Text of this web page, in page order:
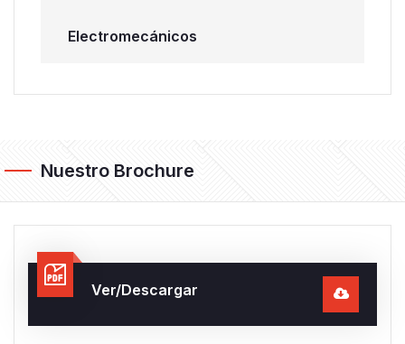
Electromecánicos
Nuestro Brochure
Ver/Descargar